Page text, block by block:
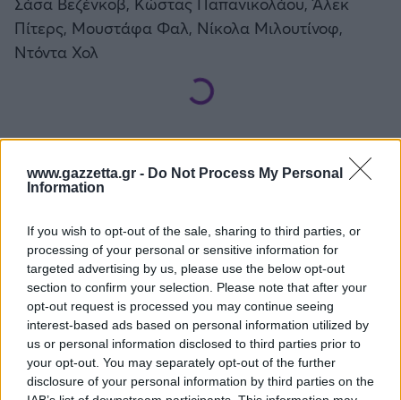
www.gazzetta.gr - Do Not Process My Personal
Information
If you wish to opt-out of the sale, sharing to third parties, or
processing of your personal or sensitive information for
targeted advertising by us, please use the below opt-out
section to confirm your selection. Please note that after your
opt-out request is processed you may continue seeing
interest-based ads based on personal information utilized by
us or personal information disclosed to third parties prior to
your opt-out. You may separately opt-out of the further
disclosure of your personal information by third parties on the
Πίτερς, Μουστάφα Φαλ, Νίκολα Μιλουτίνοφ,
Ντόντα Χολ
Διάβασε όλα τατελευταία νέατης αθλητικής
και δες τις
αθλητικές μεταδόσεις
της ημέρας και της
εβδομάδας μέσα από το υπερπλήρες Πρόγραμμα TV του
Gazzetta. Ακολούθησέ μας και στοGoogle News.
ΔΙΑΒΑΣΕ ΑΚΟΜΗ:
Παναθηναϊκός - Ολυμπιακός: Κυριαρχία των «αιωνίων»